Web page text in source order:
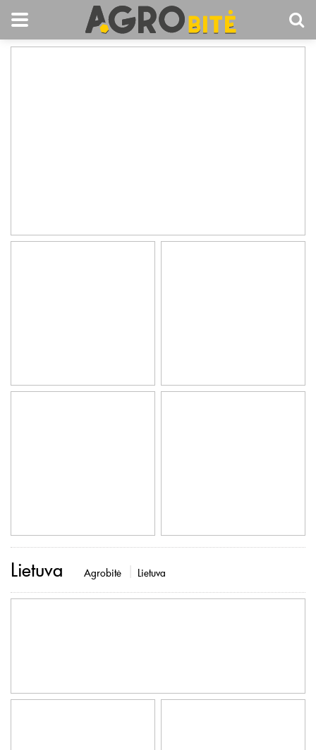
Lietuva Agrobitė Lietuva